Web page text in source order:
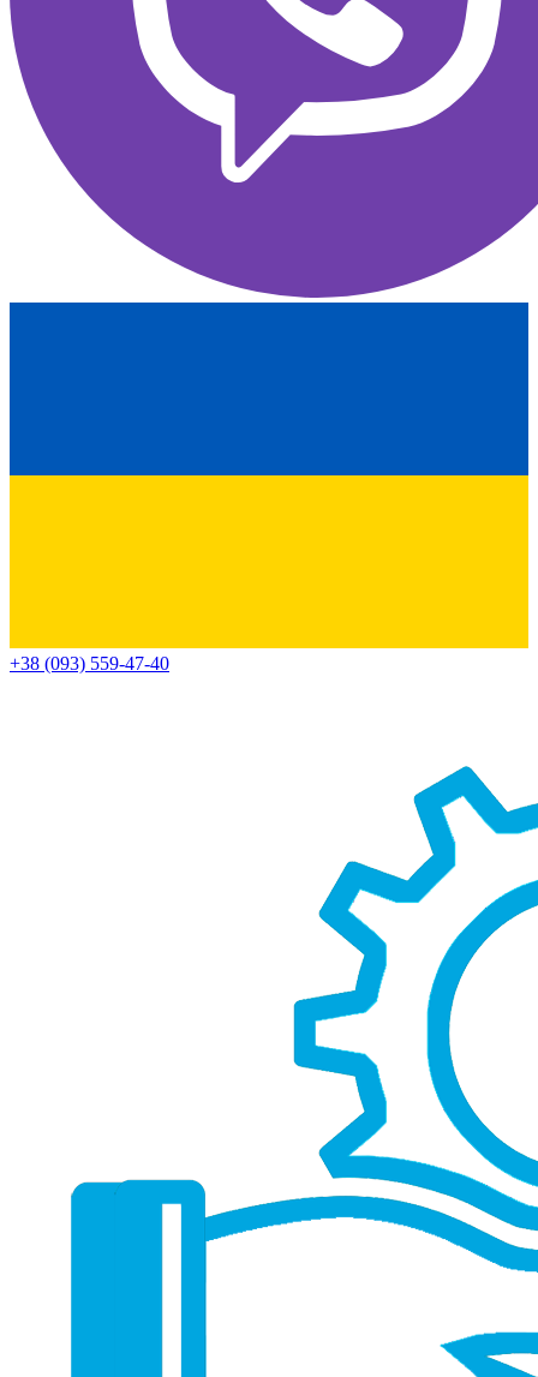
+38 (093) 559-47-40